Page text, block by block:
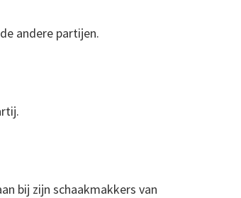
andere partijen.
bij zijn schaakmakkers van